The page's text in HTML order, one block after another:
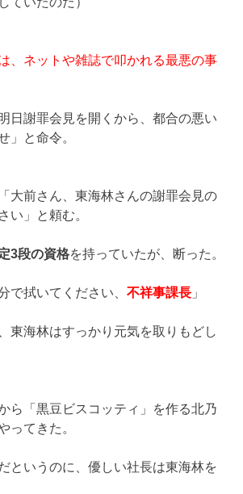
、ネットや雑誌で叩かれる最悪の事
日謝罪会見を開くから、都合の悪い
」と命令。
大前さん、東海林さんの謝罪会見の
い」と頼む。
3段の資格を持っていたが、断った。
で拭いてください、不祥事課長 」
東海林はすっかり元気を取りもどし
ら「黒豆ビスコッティ」を作る北乃
ってきた。
というのに、優しい社長は東海林を